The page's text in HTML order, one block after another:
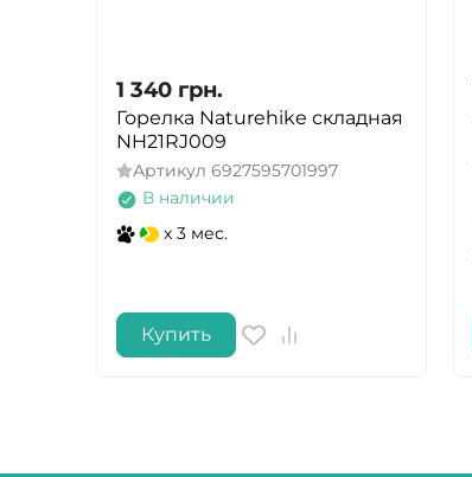
1 340 грн.
Горелка Naturehike складная
NH21RJ009
Артикул 6927595701997
В наличии
x 3 мес.
Купить